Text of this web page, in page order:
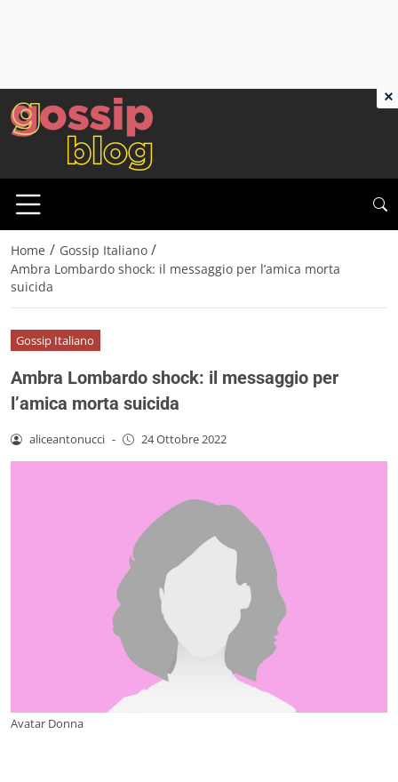
Home / Gossip Italiano /
Ambra Lombardo shock: il messaggio per l’amica morta
suicida
Gossip Italiano
Ambra Lombardo shock: il messaggio per
l’amica morta suicida
aliceantonucci - 24 Ottobre 2022
Avatar Donna
×